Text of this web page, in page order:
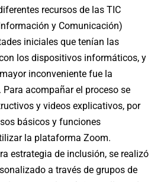
recursos de las TIC
y Comunicación)
iniciales que tenían las
los dispositivos informáticos, y
inconveniente fue la
acompañar el proceso se
y videos explicativos, por
básicos y funciones
la plataforma Zoom.
estrategia de inclusión, se realizó
a través de grupos de